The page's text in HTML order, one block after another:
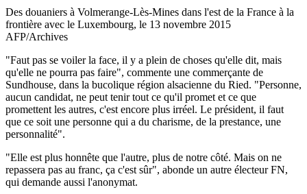
Des douaniers à Volmerange-Lès-Mines dans l'est de la France à la
frontière avec le Luxembourg, le 13 novembre 2015
AFP/Archives
"Faut pas se voiler la face, il y a plein de choses qu'elle dit, mais
qu'elle ne pourra pas faire", commente une commerçante de
Sundhouse, dans la bucolique région alsacienne du Ried. "Personne,
aucun candidat, ne peut tenir tout ce qu'il promet et ce que
promettent les autres, c'est encore plus irréel. Le président, il faut
que ce soit une personne qui a du charisme, de la prestance, une
personnalité".
"Elle est plus honnête que l'autre, plus de notre côté. Mais on ne
repassera pas au franc, ça c'est sûr", abonde un autre électeur FN,
qui demande aussi l'anonymat.